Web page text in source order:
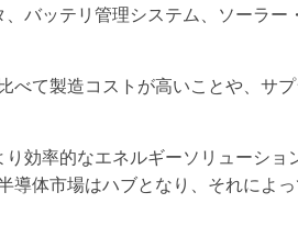
バッテリ管理システム、ソーラー
べて製造コストが高いことや、サ
効率的なエネルギーソリューショ
導体市場はハブとなり、それによ